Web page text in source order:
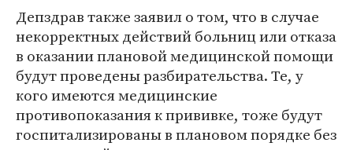
Депздрав также заявил о том, что в случае
некорректных действий больниц или отказа
в оказании плановой медицинской помощи
будут проведены разбирательства. Те, у
кого имеются медицинские
противопоказания к прививке, тоже будут
госпитализированы в плановом порядке без